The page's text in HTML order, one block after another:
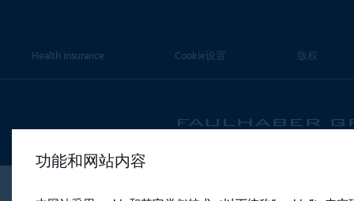
Health insurance Cookie设置 版权
功能和网站内容